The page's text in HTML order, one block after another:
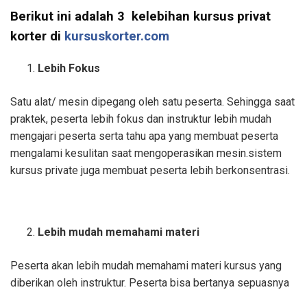
Berikut ini adalah 3 kelebihan kursus privat
korter di kursuskorter.com
Lebih Fokus
Satu alat/ mesin dipegang oleh satu peserta. Sehingga saat
praktek, peserta lebih fokus dan instruktur lebih mudah
mengajari peserta serta tahu apa yang membuat peserta
mengalami kesulitan saat mengoperasikan mesin.sistem
kursus private juga membuat peserta lebih berkonsentrasi.
Lebih mudah memahami materi
Peserta akan lebih mudah memahami materi kursus yang
diberikan oleh instruktur. Peserta bisa bertanya sepuasnya